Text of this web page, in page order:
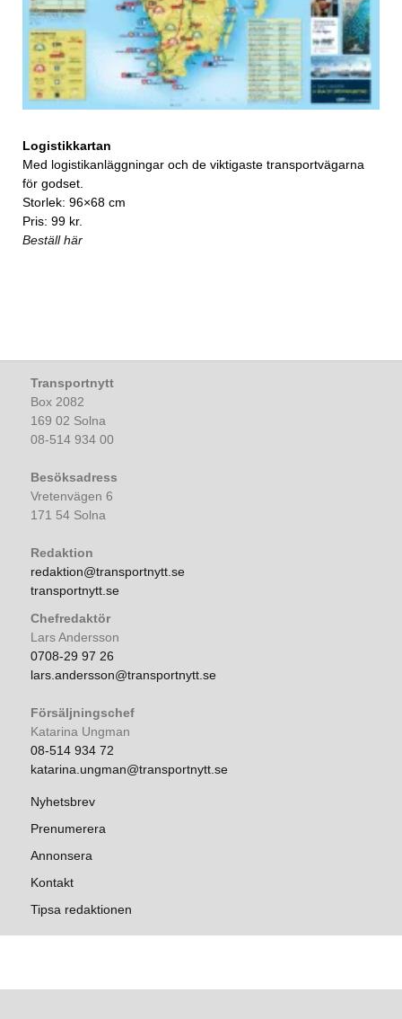
Logistikkartan
Med logistikanläggningar och de viktigaste transportvägarna
för godset.
Storlek: 96×68 cm
Pris: 99 kr.
Beställ här
Transportnytt
Box 2082
169 02 Solna
08-514 934 00
Besöksadress
Vretenvägen 6
171 54 Solna
Redaktion
redaktion@transportnytt.se
transportnytt.se
Chefredaktör
Lars Andersson
0708-29 97 26
lars.andersson@transportnytt.se
Försäljningschef
Katarina Ungman
08-514 934 72
katarina.ungman@transportnytt.se
Nyhetsbrev
Prenumerera
Annonsera
Kontakt
Tipsa redaktionen